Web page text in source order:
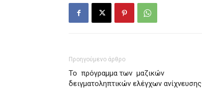
Προηγούμενο άρθρο
Το πρόγραμμα των μαζικών
δειγματοληπτικών ελέγχων ανίχνευσης